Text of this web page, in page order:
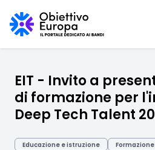
EIT - Invito a
di formazione per
Deep Tech Talent
Educazione e istruzione